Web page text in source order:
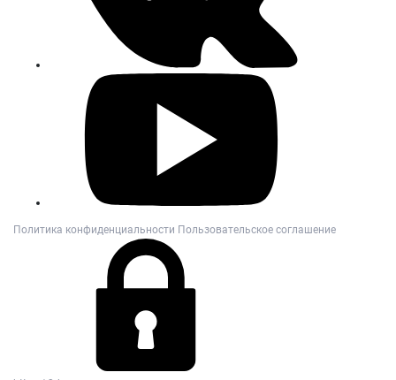
Политика конфиденциальности Пользовательское соглашение